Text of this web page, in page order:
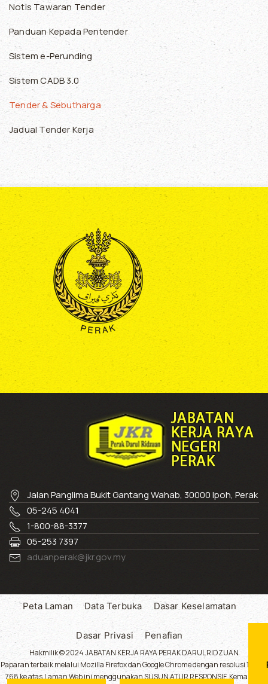
Notis Tawaran Tender
Panduan Kepada Pentender
Sistem e-Perunding
Sistem CADB 3.0
Tender & Sebutharga
Jadual Tender Kerja
Jalan Panglima Bukit Gantang Wahab, 30000 Ipoh, Perak
05-245 4041
1-800-88-3377
05-253 7397
aduanperak@jkr.gov.my
Peta Laman Data Terbuka Dasar Keselamatan
Dasar Privasi Penafian
Hakmilik © 2024 JABATAN KERJA RAYA PERAK DARUL RIDZUAN
Paparan terbaik melalui Mozilla Firefox dan Google Chrome dengan resolusi 1024 x
768 ke atas.Laman Web ini menggunakan SUSUN ATUR RESPONSIF. Kemaskini